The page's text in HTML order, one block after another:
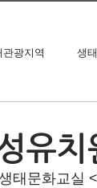
관광지역 생
기타 책
유치
태문화교실